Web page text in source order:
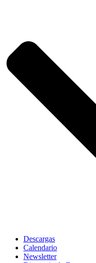
Descargas
Calendario
Newsletter